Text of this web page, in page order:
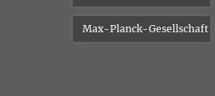
Max-Planck-Gesellschaft